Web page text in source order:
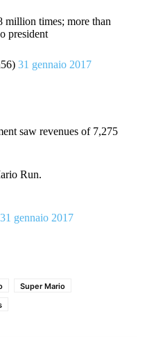
million times; more than
president
31 gennaio 2017
saw revenues of 7,275
Run.
31 gennaio 2017
Super Mario